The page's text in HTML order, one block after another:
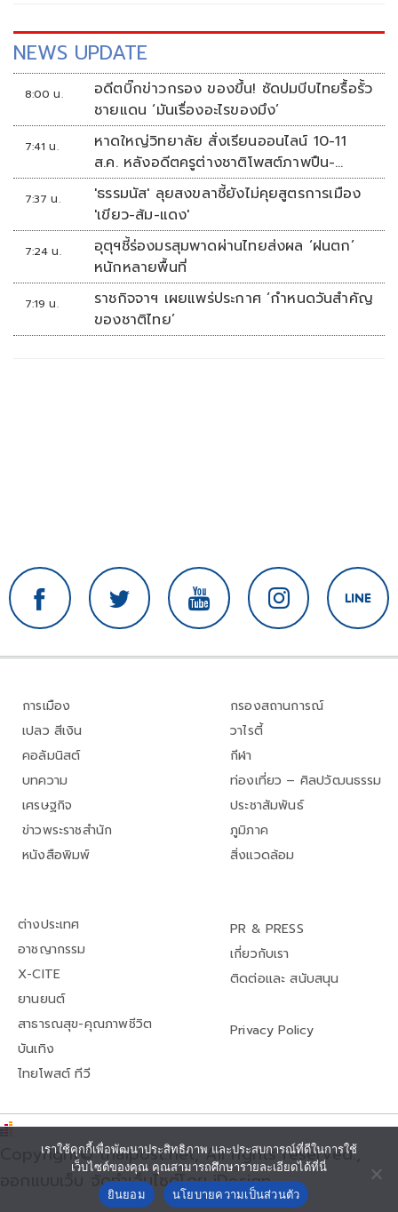
NEWS UPDATE
8:00 น.
อดีตบิ๊กข่าวกรอง ของขึ้น! ซัดปมบีบไทยรื้อรั้ว
ชายแดน ‘มันเรื่องอะไรของมึง’
7:41 น.
หาดใหญ่วิทยาลัย สั่งเรียนออนไลน์ 10-11
ส.ค. หลังอดีตครูต่างชาติโพสต์ภาพปืน-
ข้อความข่มขู่
7:37 น.
'ธรรมนัส' ลุยสงขลาชี้ยังไม่คุยสูตรการเมือง
'เขียว-ส้ม-แดง'
7:24 น.
อุตุฯชี้ร่องมรสุมพาดผ่านไทยส่งผล ‘ฝนตก’
หนักหลายพื้นที่
7:19 น.
ราชกิจจาฯ เผยแพร่ประกาศ ‘กำหนดวันสำคัญ
ของชาติไทย’
การเมือง
เปลว สีเงิน
คอลัมนิสต์
บทความ
เศรษฐกิจ
ข่าวพระราชสำนัก
หนังสือพิมพ์
กรองสถานการณ์
วาไรตี้
กีฬา
ท่องเที่ยว – ศิลปวัฒนธรรม
ประชาสัมพันธ์
ภูมิภาค
สิ่งแวดล้อม
ต่างประเทศ
อาชญากรรม
X-CITE
ยานยนต์
สาธารณสุข-คุณภาพชีวิต
บันเทิง
ไทยโพสต์ ทีวี
PR & PRESS
เกี่ยวกับเรา
ติดต่อและ สนับสนุน
Privacy Policy
Copyright© thaipost.net, All rights reserved.,
ออกแบบเว็บ จัดทำเว็บไซต์โดย iDesign
เราใช้คุกกี้เพื่อพัฒนาประสิทธิภาพ และประสบการณ์ที่ดีในการใช้
เว็บไซต์ของคุณ คุณสามารถศึกษารายละเอียดได้ที่นี่
ยินยอม
นโยบายความเป็นส่วนตัว